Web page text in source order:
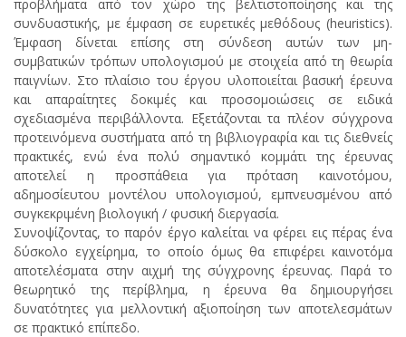
προβλήματα από τον χώρο της βελτιστοποίησης και της
συνδυαστικής, με έμφαση σε ευρετικές μεθόδους (heuristics).
Έμφαση δίνεται επίσης στη σύνδεση αυτών των μη-
συμβατικών τρόπων υπολογισμού με στοιχεία από τη θεωρία
παιγνίων. Στο πλαίσιο του έργου υλοποιείται βασική έρευνα
και απαραίτητες δοκιμές και προσομοιώσεις σε ειδικά
σχεδιασμένα περιβάλλοντα. Εξετάζονται τα πλέον σύγχρονα
προτεινόμενα συστήματα από τη βιβλιογραφία και τις διεθνείς
πρακτικές, ενώ ένα πολύ σημαντικό κομμάτι της έρευνας
αποτελεί η προσπάθεια για πρόταση καινοτόμου,
αδημοσίευτου μοντέλου υπολογισμού, εμπνευσμένου από
συγκεκριμένη βιολογική / φυσική διεργασία.
Συνοψίζοντας, το παρόν έργο καλείται να φέρει εις πέρας ένα
δύσκολο εγχείρημα, το οποίο όμως θα επιφέρει καινοτόμα
αποτελέσματα στην αιχμή της σύγχρονης έρευνας. Παρά το
θεωρητικό της περίβλημα, η έρευνα θα δημιουργήσει
δυνατότητες για μελλοντική αξιοποίηση των αποτελεσμάτων
σε πρακτικό επίπεδο.